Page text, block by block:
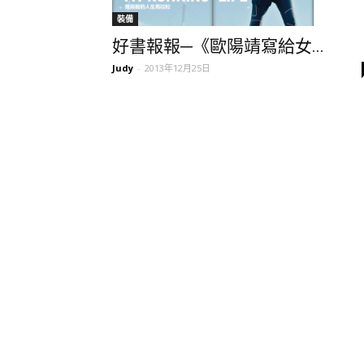
裝備
好書報報─《歐陽靖寫給女...
Judy - 2013年12月25日